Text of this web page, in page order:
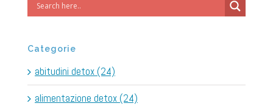
Categorie
abitudini detox (24)
alimentazione detox (24)